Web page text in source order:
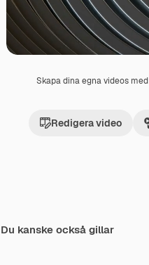
Skapa dina egna videos med
Redigera video
Du kanske också gillar